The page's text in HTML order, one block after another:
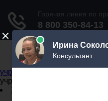
Не официальный
учреждений
учреждений
Задать вопрос юристу